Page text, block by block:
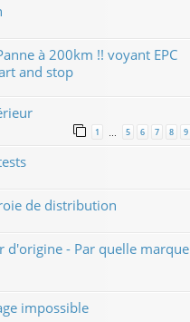
à 200km !! voyant EPC
and stop
1 5 6 7 8 9
de distribution
d'origine - Par quelle marque
impossible